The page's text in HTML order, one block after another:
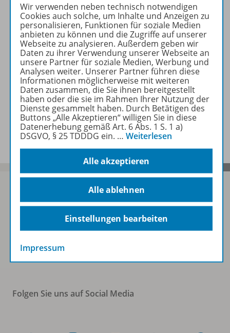
Informationen
Beschreibung
Ergänzende Materialien zu
folgenden Werken
Sofort profitieren
Zum Newsletter anmelden
Folgen Sie uns auf Social Media
Wir verwenden neben technisch notwendigen
Cookies auch solche, um Inhalte und Anzeigen zu
personalisieren, Funktionen für soziale Medien
anbieten zu können und die Zugriffe auf unserer
Webseite zu analysieren. Außerdem geben wir
Daten zu ihrer Verwendung unserer Webseite an
unsere Partner für soziale Medien, Werbung und
Analysen weiter. Unserer Partner führen diese
Informationen möglicherweise mit weiteren
Daten zusammen, die Sie ihnen bereitgestellt
haben oder die sie im Rahmen Ihrer Nutzung der
Dienste gesammelt haben. Durch Betätigen des
Buttons „Alle Akzeptieren“ willigen Sie in diese
Datenerhebung gemäß Art. 6 Abs. 1 S. 1 a)
DSGVO, § 25 TDDDG ein. … Weiterlesen
Alle akzeptieren
Alle ablehnen
Einstellungen bearbeiten
Impressum